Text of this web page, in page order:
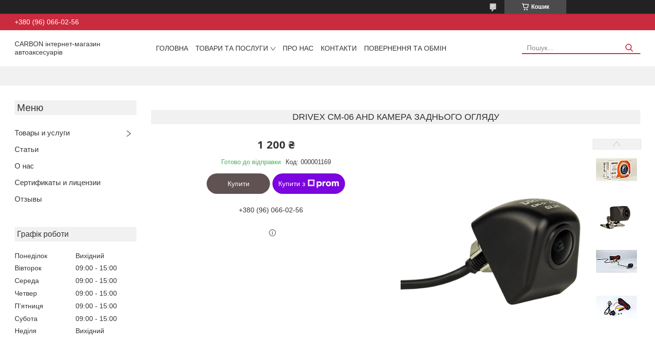
Кошик
+380 (96) 066-02-56
CARBON інтернет-магазин
автоаксесуарів
ГОЛОВНА ТОВАРИ ТА ПОСЛУГИ ПРО НАС КОНТАКТИ ПОВЕРНЕННЯ ТА ОБМІН
Товары и услуги
Статьи
О нас
Сертификаты и лицензии
Отзывы
Графік роботи
Понеділок
Вихідний
Вівторок
09:00
15:00
Середа
09:00
15:00
Четвер
09:00
15:00
Пʼятниця
09:00
15:00
Субота
09:00
15:00
Неділя
Вихідний
DRIVEX CM-06 AHD КАМЕРА ЗАДНЬОГО ОГЛЯДУ
1 200 ₴
Готово до відправки Код: 000001169
Купити Купити з
+380 (96) 066-02-56